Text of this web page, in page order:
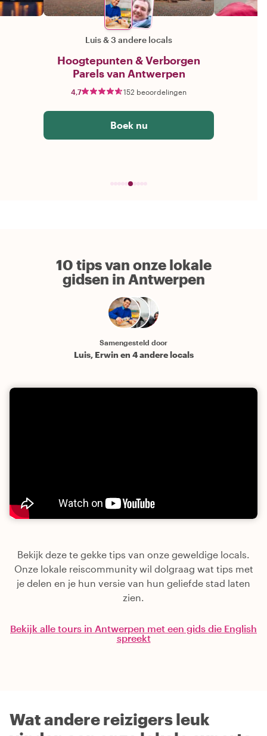
Luis&3 andere locals
Hoogtepunten & Verborgen
Parels van Antwerpen
4,7 152 beoordelingen
Boek nu
10 tips van onze lokale
gidsen in Antwerpen
Samengesteld door
Luis, Erwin en 4 andere locals
Bekijk deze te gekke tips van onze geweldige locals.
Onze lokale reiscommunity wil dolgraag wat tips met
je delen en je hun versie van hun geliefde stad laten
zien.
Bekijk alle tours in Antwerpen met een gids die English
spreekt
Wat andere reizigers leuk